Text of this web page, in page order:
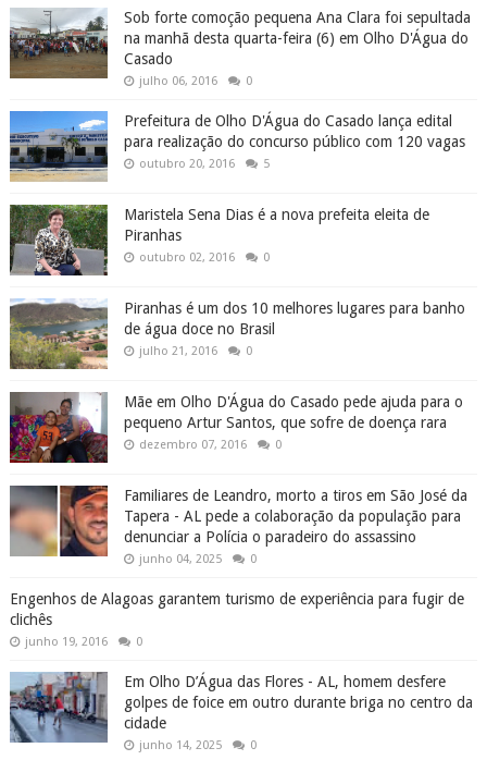
Sob forte comoção pequena Ana Clara foi sepultada
na manhã desta quarta-feira (6) em Olho D'Água do
Casado
julho 06, 2016 0
Prefeitura de Olho D'Água do Casado lança edital
para realização do concurso público com 120 vagas
outubro 20, 2016 5
Maristela Sena Dias é a nova prefeita eleita de
Piranhas
outubro 02, 2016 0
Piranhas é um dos 10 melhores lugares para banho
de água doce no Brasil
julho 21, 2016 0
Mãe em Olho D'Água do Casado pede ajuda para o
pequeno Artur Santos, que sofre de doença rara
dezembro 07, 2016 0
Familiares de Leandro, morto a tiros em São José da
Tapera - AL pede a colaboração da população para
denunciar a Polícia o paradeiro do assassino
junho 04, 2025 0
Engenhos de Alagoas garantem turismo de experiência para fugir de
clichês
junho 19, 2016 0
Em Olho D’Água das Flores - AL, homem desfere
golpes de foice em outro durante briga no centro da
cidade
junho 14, 2025 0